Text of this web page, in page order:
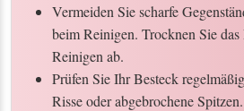
Vermeiden Sie scharfe
beim Reinigen. Trocknen Sie
Reinigen ab.
Prüfen Sie Ihr Besteck
Risse oder abgebrochene Spitzen.